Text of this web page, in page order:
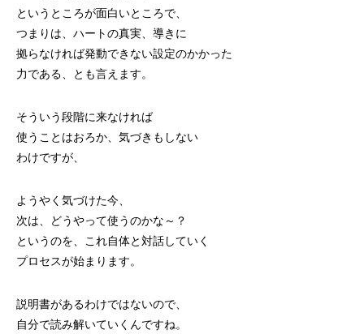
というところが面白いところで、
つまりは、ハートの真実、導きに
拠らなければ発動できない設定のかかった
力である、とも言えます。
そういう段階に来なければ
使うことはおろか、気づきもしない
わけですが、
ようやく気づけた今、
次は、どうやって使うのかな～？
というのを、これ自体と対話していく
プロセスが始まります。
説明書があるわけではないので、
自分で読み解いていくんですね。